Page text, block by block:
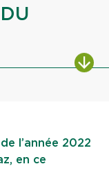
l’année 2022
en ce